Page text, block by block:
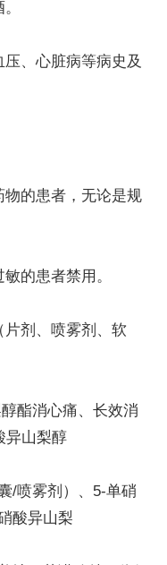
、心脏病等病史及
的患者，无论是规
的患者禁用。
剂、喷雾剂、软
酯消心痛、长效消
异山梨醇
/喷雾剂）、5-单硝
酸异山梨